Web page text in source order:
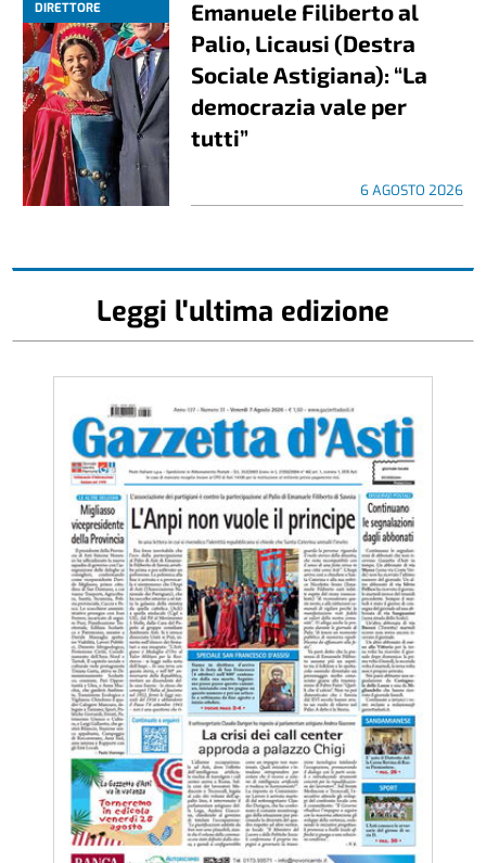
DIRETTORE
Emanuele Filiberto al
Palio, Licausi (Destra
Sociale Astigiana): “La
democrazia vale per
tutti”
6 AGOSTO 2026
Leggi l'ultima edizione